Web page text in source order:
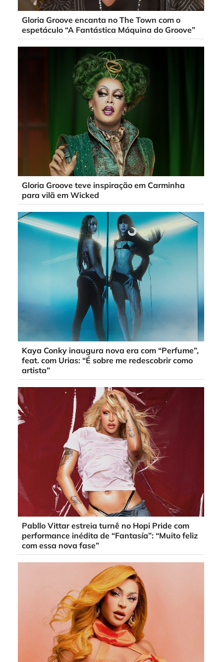
Gloria Groove encanta no The Town com o
espetáculo “A Fantástica Máquina do Groove”
Gloria Groove teve inspiração em Carminha
para vilã em Wicked
Kaya Conky inaugura nova era com “Perfume”,
feat. com Urias: “É sobre me redescobrir como
artista”
Pabllo Vittar estreia turnê no Hopi Pride com
performance inédita de “Fantasía”: “Muito feliz
com essa nova fase”